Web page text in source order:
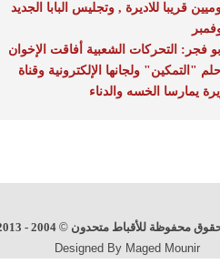
قريبا للاديرة , وتجليس البابا الجديد
التحركات الشعبية أفاقت الإخوان
ولجانها الإلكترونية وقناة
يمارسا الخسه والدناء
محفوظة للأقباط متحدون©
2004 - 2013
Designed By Maged Mounir